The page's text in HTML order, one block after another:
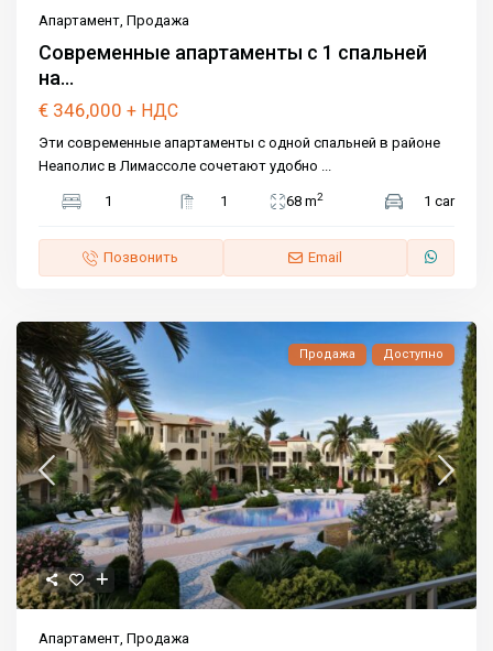
Апартамент,Продажа
Современные апартаменты с 1 спальней
на...
€ 346,000+ НДС
Эти современные апартаменты с одной спальней в районе
Неаполис в Лимассоле сочетают удобно ...
1 1 68 m2 1 car
Позвонить Email
Продажа Доступно
Апартамент,Продажа